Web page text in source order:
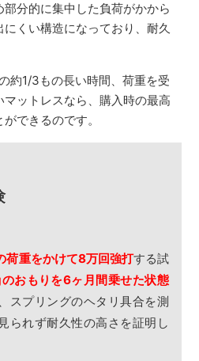
分的に集中した負荷がかから
くい構造になっており、耐久
約1/3もの長い時間、荷重を受
ットレスなら、購入時の最高
できるのです。
荷重をかけて8万回強打する試
おもりを6ヶ月間乗せた状態
スプリングのヘタリ具合を測
られず耐久性の高さを証明し